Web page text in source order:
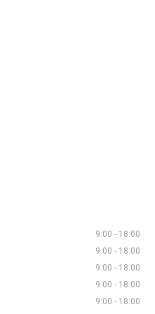
9:00 - 18:00
9:00 - 18:00
9:00 - 18:00
9:00 - 18:00
9:00 - 18:00